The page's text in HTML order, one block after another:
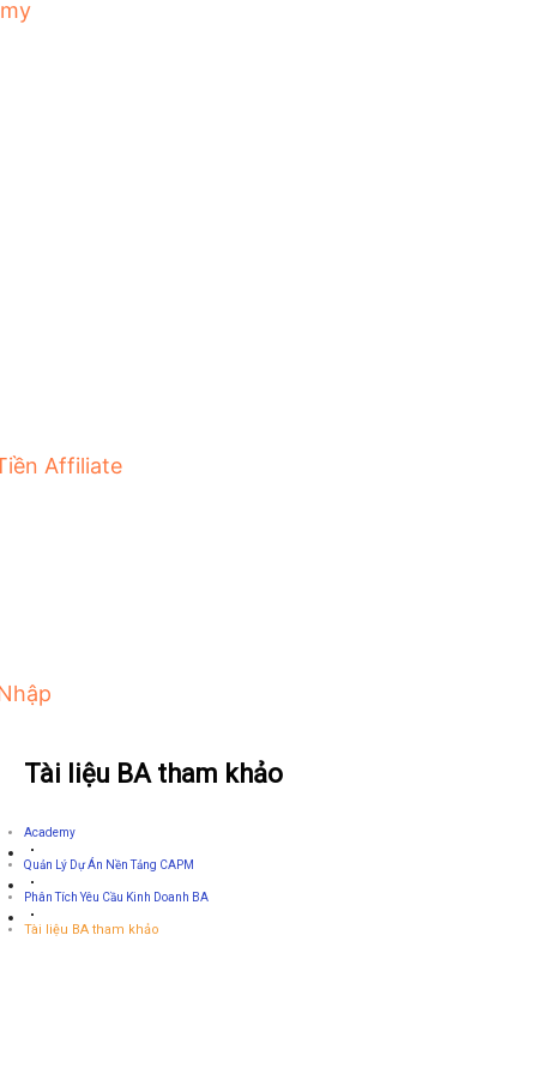
Affiliate
Tài liệu BA tham khảo
Academy
Quản Lý Dự Án Nền Tảng CAPM
Phân Tích Yêu Cầu Kinh Doanh BA
Tài liệu BA tham khảo